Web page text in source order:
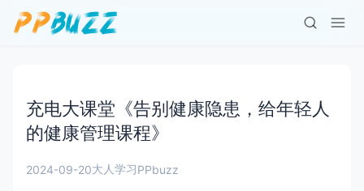
充电大课堂《告别健康隐患，给年轻人
的健康管理课程》
2024-09-20大人学习PPbuzz